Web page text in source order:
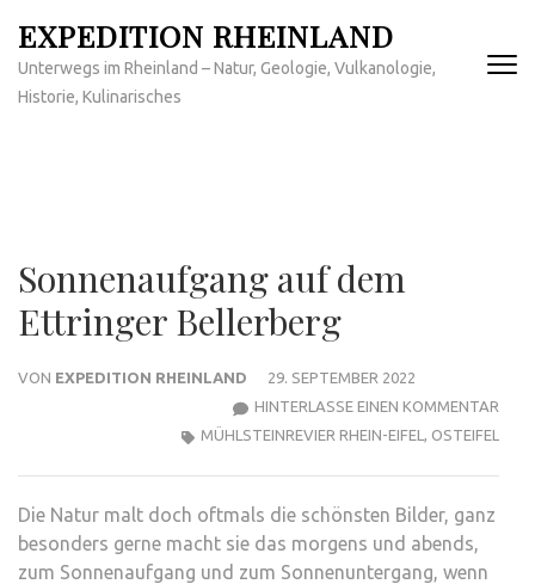
Inhalt
springen
(Enter
EXPEDITION RHEINLAND
Unterwegs im Rheinland – Natur, Geologie, Vulkanologie,
Historie, Kulinarisches
Sonnenaufgang auf dem
Ettringer Bellerberg
VON EXPEDITION RHEINLAND
29. SEPTEMBER 2022
HINTERLASSE EINEN KOMMENTAR
MÜHLSTEINREVIER RHEIN-EIFEL , OSTEIFEL
Die Natur malt doch oftmals die schönsten Bilder, ganz
besonders gerne macht sie das morgens und abends,
zum Sonnenaufgang und zum Sonnenuntergang, wenn